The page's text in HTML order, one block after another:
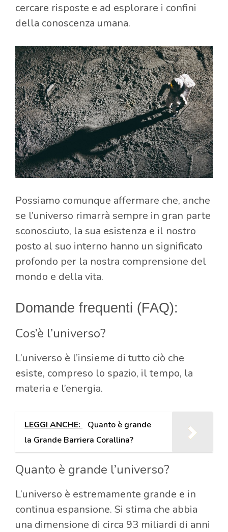
cercare risposte e ad esplorare i confini
della conoscenza umana.
Possiamo comunque affermare che, anche
se l’universo rimarrà sempre in gran parte
sconosciuto, la sua esistenza e il nostro
posto al suo interno hanno un significato
profondo per la nostra comprensione del
mondo e della vita.
Domande frequenti (FAQ):
Cos’è l’universo?
L’universo è l’insieme di tutto ciò che
esiste, compreso lo spazio, il tempo, la
materia e l’energia.
LEGGI ANCHE:
Quanto è grande
la Grande Barriera Corallina?
Quanto è grande l’universo?
L’universo è estremamente grande e in
continua espansione. Si stima che abbia
una dimensione di circa 93 miliardi di anni